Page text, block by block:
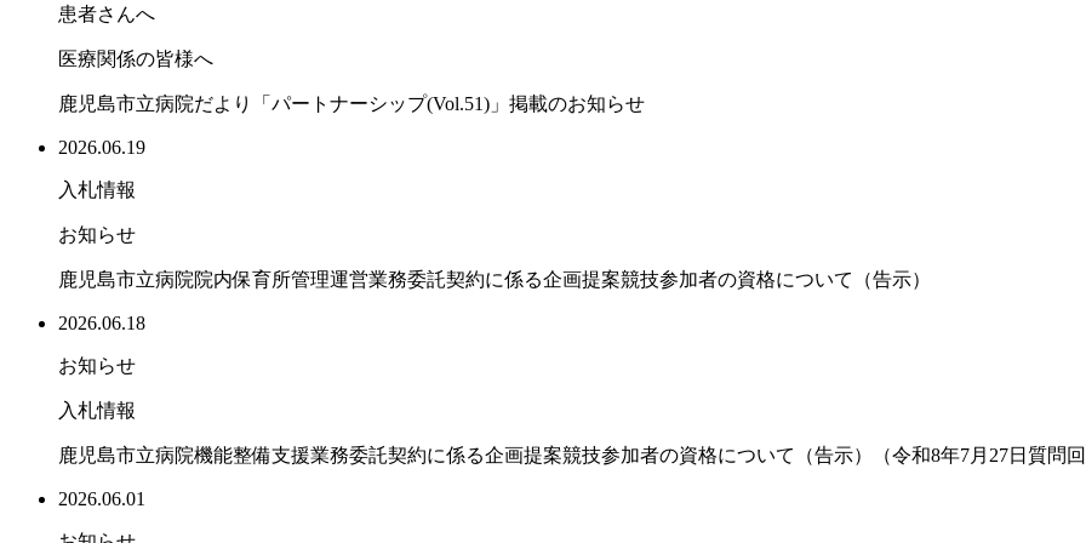
患者さんへ
医療関係の皆様へ
鹿児島市立病院だより「パートナーシップ(Vol.51)」掲載のお知らせ
2026.06.19
入札情報
お知らせ
鹿児島市立病院院内保育所管理運営業務委託契約に係る企画提案競技参加者の資格について（告示）
2026.06.18
お知らせ
入札情報
鹿児島市立病院機能整備支援業務委託契約に係る企画提案競技参加者の資格について（告示）（令和8年7月27日質問回
2026.06.01